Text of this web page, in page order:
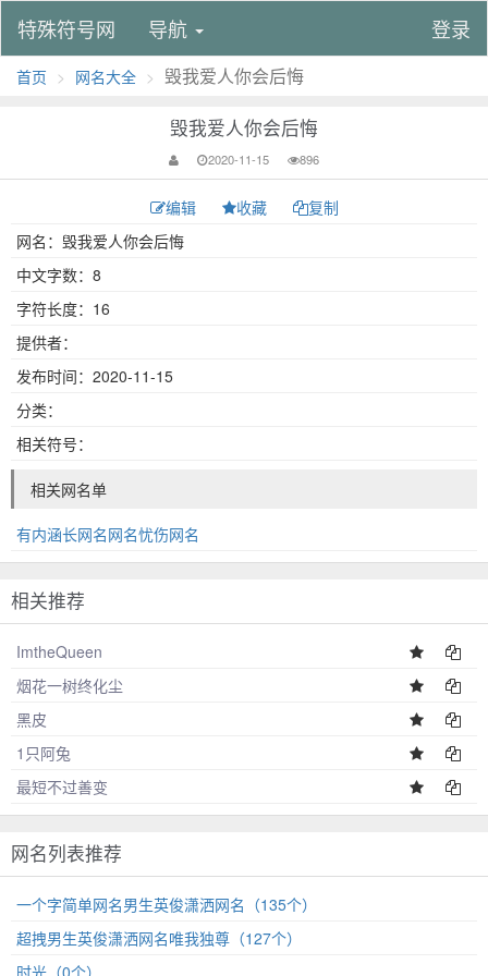
特殊符号网 导航 登录
首页 网名大全 毁我爱人你会后悔
毁我爱人你会后悔
2020-11-15 896
编辑 收藏
复制
网名：毁我爱人你会后悔
中文字数：8
字符长度：16
提供者：
发布时间：2020-11-15
分类：
相关符号：
相关网名单
有内涵长网名网名忧伤网名
相关推荐
ImtheQueen
烟花一树终化尘
黑皮
1只阿兔
最短不过善变
网名列表推荐
一个字简单网名男生英俊潇洒网名（135个）
超拽男生英俊潇洒网名唯我独尊（127个）
时光（0个）